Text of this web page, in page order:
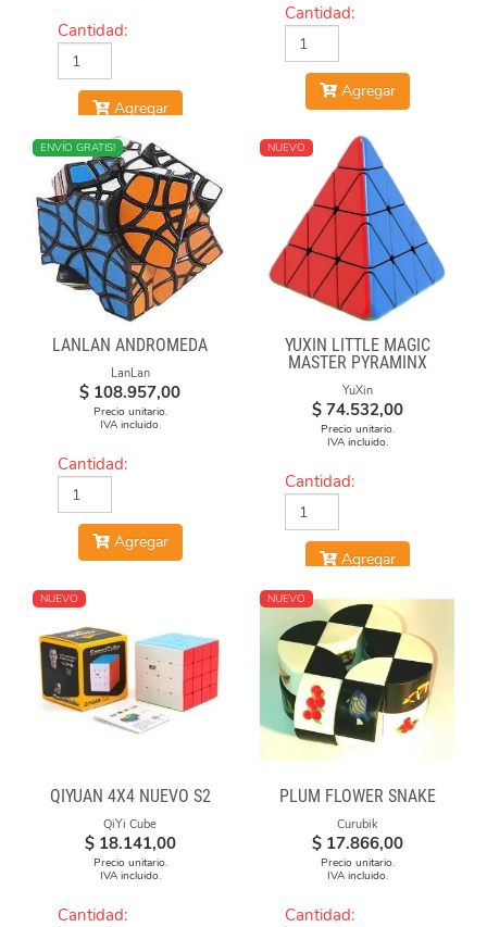
Cantidad:
Agregar
Cantidad:
Agregar
NUEVO
ENVÍO GRATIS!
LANLAN ANDROMEDA
LanLan
$ 108.957,00
Precio unitario.
IVA incluido.
Cantidad:
Agregar
NUEVO
YUXIN LITTLE MAGIC
MASTER PYRAMINX
YuXin
$ 74.532,00
Precio unitario.
IVA incluido.
Cantidad:
Agregar
NUEVO
QIYUAN 4X4 NUEVO S2
QiYi Cube
$ 18.141,00
Precio unitario.
IVA incluido.
Cantidad:
NUEVO
PLUM FLOWER SNAKE
Curubik
$ 17.866,00
Precio unitario.
IVA incluido.
Cantidad: